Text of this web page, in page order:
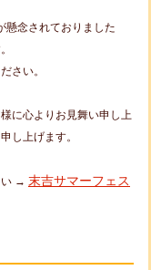
念されておりました
さい。
に心よりお見舞い申し上
し上げます。
い → 末吉サマーフェス